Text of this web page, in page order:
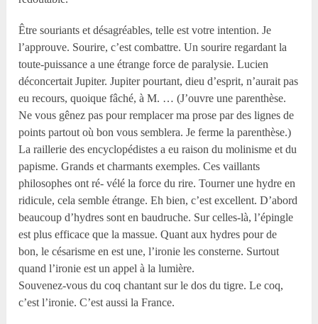
Être souriants et désagréables, telle est votre intention. Je
l’approuve. Sourire, c’est combattre. Un sourire regardant la
toute-puissance a une étrange force de paralysie. Lucien
déconcertait Jupiter. Jupiter pourtant, dieu d’esprit, n’aurait pas
eu recours, quoique fâché, à M. … (J’ouvre une parenthèse.
Ne vous gênez pas pour remplacer ma prose par des lignes de
points partout où bon vous semblera. Je ferme la parenthèse.)
La raillerie des encyclopédistes a eu raison du molinisme et du
papisme. Grands et charmants exemples. Ces vaillants
philosophes ont ré- vélé la force du rire. Tourner une hydre en
ridicule, cela semble étrange. Eh bien, c’est excellent. D’abord
beaucoup d’hydres sont en baudruche. Sur celles-là, l’épingle
est plus efficace que la massue. Quant aux hydres pour de
bon, le césarisme en est une, l’ironie les consterne. Surtout
quand l’ironie est un appel à la lumière.
Souvenez-vous du coq chantant sur le dos du tigre. Le coq,
c’est l’ironie. C’est aussi la France.